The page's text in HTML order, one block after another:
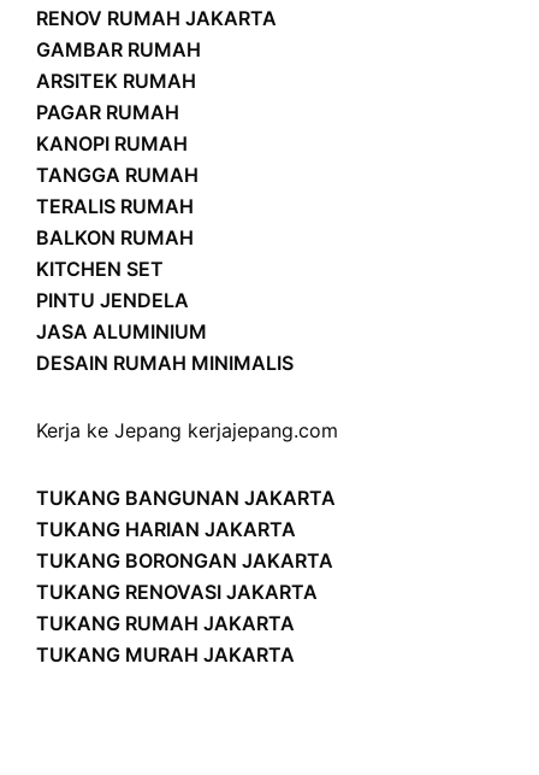
RENOV RUMAH JAKARTA
GAMBAR RUMAH
ARSITEK RUMAH
PAGAR RUMAH
KANOPI RUMAH
TANGGA RUMAH
TERALIS RUMAH
BALKON RUMAH
KITCHEN SET
PINTU JENDELA
JASA ALUMINIUM
DESAIN RUMAH MINIMALIS
Kerja ke Jepang kerjajepang.com
TUKANG BANGUNAN JAKARTA
TUKANG HARIAN JAKARTA
TUKANG BORONGAN JAKARTA
TUKANG RENOVASI JAKARTA
TUKANG RUMAH JAKARTA
TUKANG MURAH JAKARTA